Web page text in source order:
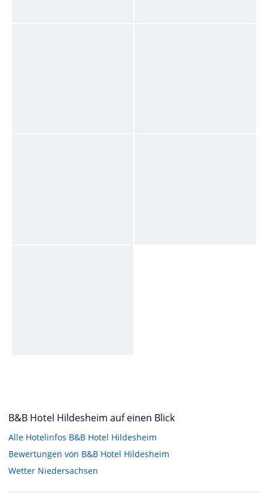
B&B Hotel Hildesheim auf einen Blick
Alle Hotelinfos B&B Hotel Hildesheim
Bewertungen von B&B Hotel Hildesheim
Wetter Niedersachsen